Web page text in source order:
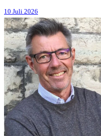
10 Juli 2026